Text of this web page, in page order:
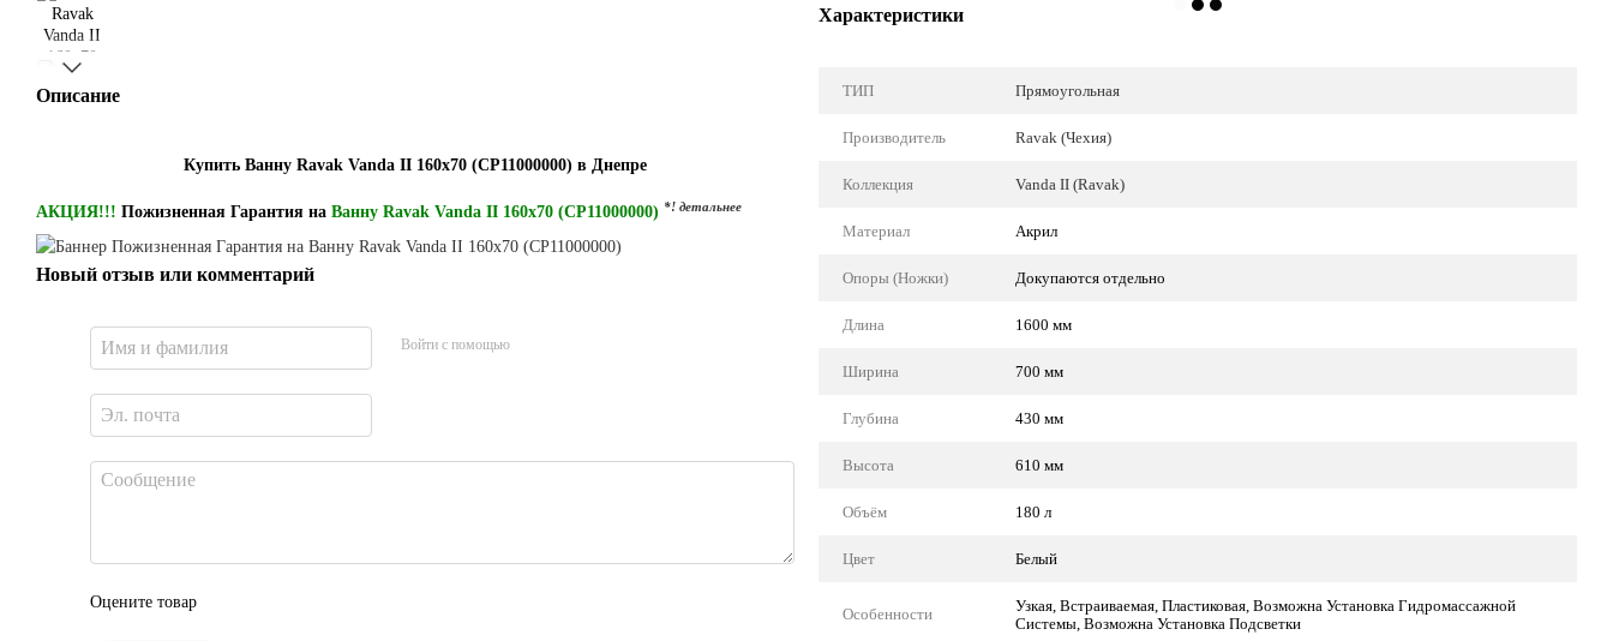
Описание
Купить Ванну Ravak Vanda II 160x70 (CP11000000) в Днепре
АКЦИЯ!!! Пожизненная Гарантия на Ванну Ravak Vanda II 160x70 (CP11000000) *! детальнее
Новый отзыв или комментарий
Войти с помощью
Оцените товар
Характеристики
ТИП Прямоугольная
Производитель Ravak (Чехия)
Коллекция Vanda II (Ravak)
Материал Акрил
Опоры (Ножки) Докупаются отдельно
Длина 1600 мм
Ширина 700 мм
Глубина 430 мм
Высота 610 мм
Объём 180 л
Цвет Белый
Особенности
Узкая, Встраиваемая, Пластиковая, Возможна Установка Гидромассажной
Системы, Возможна Установка Подсветки